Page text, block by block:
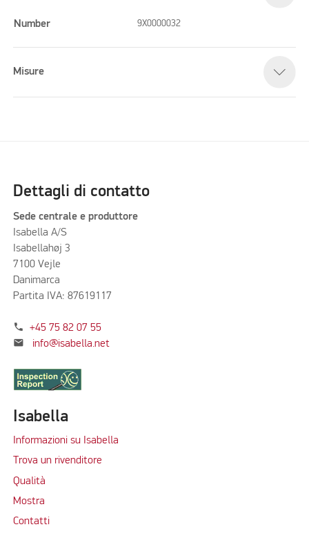
Number 9X0000032
Misure
Dettagli di contatto
Sede centrale e produttore
Isabella A/S
Isabellahøj 3
7100 Vejle
Danimarca
Partita IVA: 87619117
phone +45 75 82 07 55
mail info@isabella.net
Isabella
Informazioni su Isabella
Trova un rivenditore
Qualità
Mostra
Contatti